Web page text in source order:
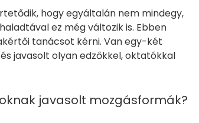
hogy egyáltalán nem mindegy,
ez még változik is. Ebben
tanácsot kérni. Van egy-két
javasolt olyan edzőkkel, oktatókkal
javasolt mozgásformák?